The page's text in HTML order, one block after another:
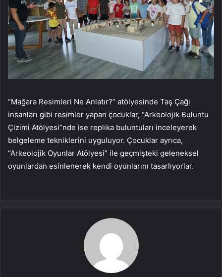
“Mağara Resimleri Ne Anlatır?” atölyesinde Taş Çağı
insanları gibi resimler yapan çocuklar, “Arkeolojik Buluntu
Çizimi Atölyesi”nde ise replika buluntuları inceleyerek
belgeleme tekniklerini uyguluyor. Çocuklar ayrıca,
“Arkeolojik Oyunlar Atölyesi” ile geçmişteki geleneksel
oyunlardan esinlenerek kendi oyunlarını tasarlıyorlar.